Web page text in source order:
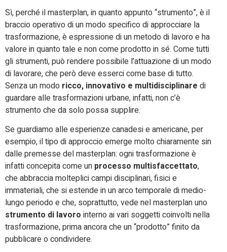
Sì, perché il masterplan, in quanto appunto “strumento”, è il
braccio operativo di un modo specifico di approcciare la
trasformazione, è espressione di un metodo di lavoro e ha
valore in quanto tale e non come prodotto in sé. Come tutti
gli strumenti, può rendere possibile l’attuazione di un modo
di lavorare, che però deve esserci come base di tutto.
Senza un modo ricco, innovativo e multidisciplinare di
guardare alle trasformazioni urbane, infatti, non c’è
strumento che da solo possa supplire.
Se guardiamo alle esperienze canadesi e americane, per
esempio, il tipo di approccio emerge molto chiaramente sin
dalle premesse del masterplan: ogni trasformazione è
infatti concepita come un processo multisfaccettato,
che abbraccia molteplici campi disciplinari, fisici e
immateriali, che si estende in un arco temporale di medio-
lungo periodo e che, soprattutto, vede nel masterplan uno
strumento di lavoro interno ai vari soggetti coinvolti nella
trasformazione, prima ancora che un “prodotto” finito da
pubblicare o condividere.